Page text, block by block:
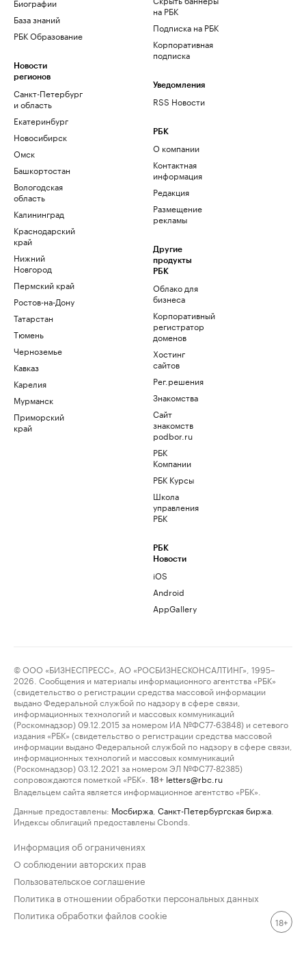
База знаний
РБК Образование
Новости
регионов
Санкт-Петербург
и область
Екатеринбург
Новосибирск
Омск
Башкортостан
Вологодская
область
Калининград
Краснодарский
край
Нижний
Новгород
Пермский край
Ростов-на-Дону
Татарстан
Тюмень
Черноземье
Кавказ
Карелия
Мурманск
Приморский
край
на РБК
Подписка на РБК
Корпоративная
подписка
Уведомления
RSS Новости
РБК
О компании
Контактная
информация
Редакция
Размещение
рекламы
Другие
продукты
РБК
Облако для
бизнеса
Корпоративный
регистратор
доменов
Хостинг
сайтов
Рег.решения
Знакомства
Сайт
знакомств
podbor.ru
РБК
Компании
РБК Курсы
Школа
управления
РБК
РБК
Новости
iOS
Android
AppGallery
© ООО «БИЗНЕСПРЕСС», АО «РОСБИЗНЕСКОНСАЛТИНГ», 1995–
2026. Сообщения и материалы информационного агентства «РБК»
(свидетельство о регистрации средства массовой информации
выдано Федеральной службой по надзору в сфере связи,
информационных технологий и массовых коммуникаций
(Роскомнадзор) 09.12.2015 за номером ИА №ФС77-63848) и сетевого
издания «РБК» (свидетельство о регистрации средства массовой
информации выдано Федеральной службой по надзору в сфере связи,
информационных технологий и массовых коммуникаций
(Роскомнадзор) 03.12.2021 за номером ЭЛ №ФС77-82385)
сопровождаются пометкой «РБК».
18+ letters@rbc.ru
Владельцем сайта является информационное агентство «РБК».
Данные предоставлены: Мосбиржа Санкт-Петербургская биржа
Индексы облигаций предоставлены Cbonds.
Информация об ограничениях
О соблюдении авторских прав
Пользовательское соглашение
Политика в отношении обработки персональных данных
Политика обработки файлов cookie
18+